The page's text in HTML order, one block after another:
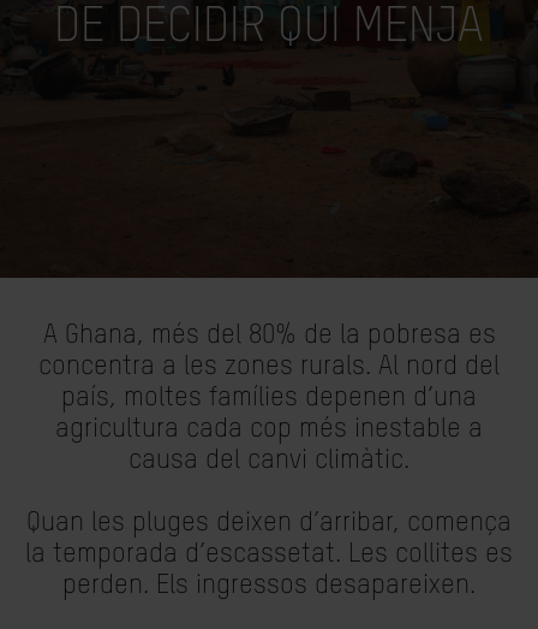
DE DECIDIR QUI MENJA
A Ghana, més del 80% de la pobresa es
concentra a les zones rurals. Al nord del
país, moltes famílies depenen d’una
agricultura cada cop més inestable a
causa del canvi climàtic.
Quan les pluges deixen d’arribar, comença
la temporada d’escassetat. Les collites es
perden. Els ingressos desapareixen.